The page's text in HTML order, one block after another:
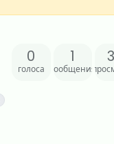
0
голоса
1
сообщения